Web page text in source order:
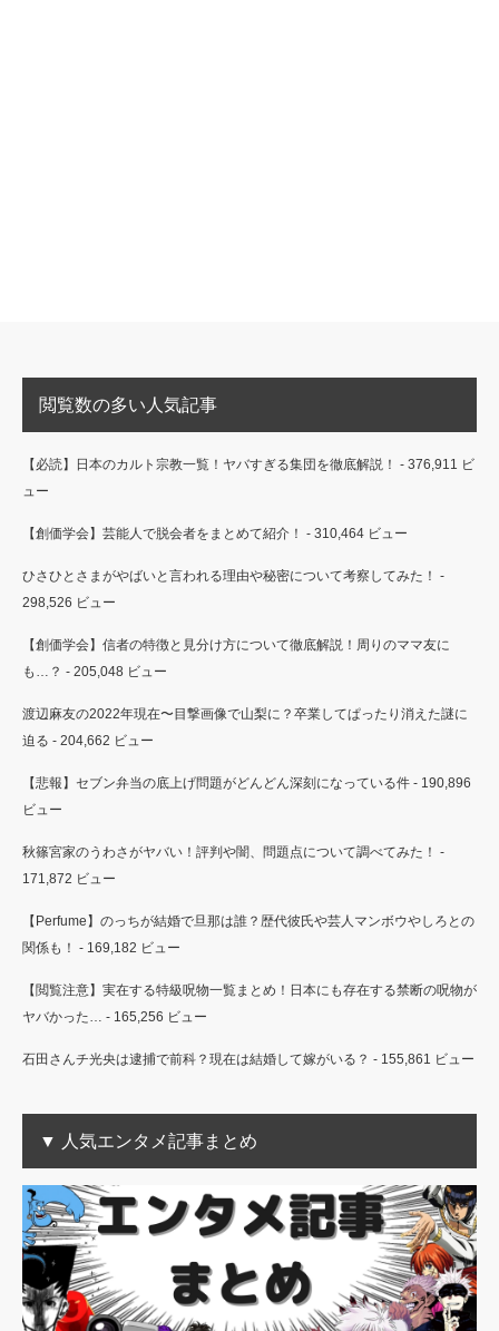
閲覧数の多い人気記事
【必読】日本のカルト宗教一覧！ヤバすぎる集団を徹底解説！ - 376,911 ビ
ュー
【創価学会】芸能人で脱会者をまとめて紹介！ - 310,464 ビュー
ひさひとさまがやばいと言われる理由や秘密について考察してみた！ -
298,526 ビュー
【創価学会】信者の特徴と見分け方について徹底解説！周りのママ友に
も…？ - 205,048 ビュー
渡辺麻友の2022年現在〜目撃画像で山梨に？卒業してぱったり消えた謎に
迫る - 204,662 ビュー
【悲報】セブン弁当の底上げ問題がどんどん深刻になっている件 - 190,896
ビュー
秋篠宮家のうわさがヤバい！評判や闇、問題点について調べてみた！ -
171,872 ビュー
【Perfume】のっちが結婚で旦那は誰？歴代彼氏や芸人マンボウやしろとの
関係も！ - 169,182 ビュー
【閲覧注意】実在する特級呪物一覧まとめ！日本にも存在する禁断の呪物が
ヤバかった… - 165,256 ビュー
石田さんチ光央は逮捕で前科？現在は結婚して嫁がいる？ - 155,861 ビュー
▼ 人気エンタメ記事まとめ